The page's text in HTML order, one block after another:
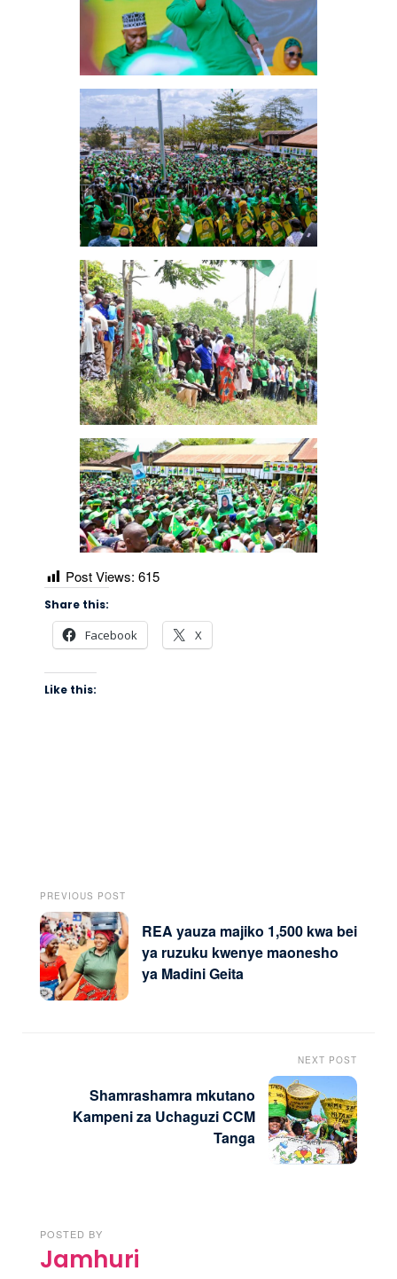
Post Views: 615
Share this:
Facebook X
Like this:
PREVIOUS POST
REA yauza majiko 1,500 kwa bei
ya ruzuku kwenye maonesho
ya Madini Geita
NEXT POST
Shamrashamra mkutano
Kampeni za Uchaguzi CCM
Tanga
POSTED BY
Jamhuri